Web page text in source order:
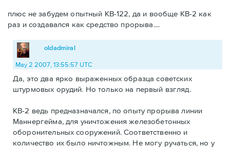
плюс не забудем опытный КВ-122, да и вообще КВ-2 как
раз и создавался как средство прорыва....
oldadmiral
May 2 2007, 13:55:57 UTC
Да, это два ярко выраженных образца советских
штурмовых орудий. Но только на первый взгляд.
КВ-2 ведь предназначался, по опыту прорыва линии
Маннергейма, для уничтожения железобетонных
оборонительных сооружений. Соответственно и
количество их было ничтожным. Не могу ручаться, но у